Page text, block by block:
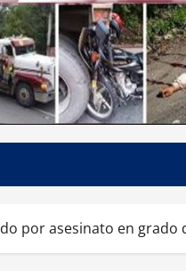
por asesinato en grado